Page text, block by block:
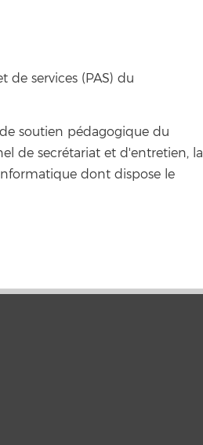
services (PAS) du
soutien pédagogique du
de secrétariat et d'entretien, la
dont dispose le